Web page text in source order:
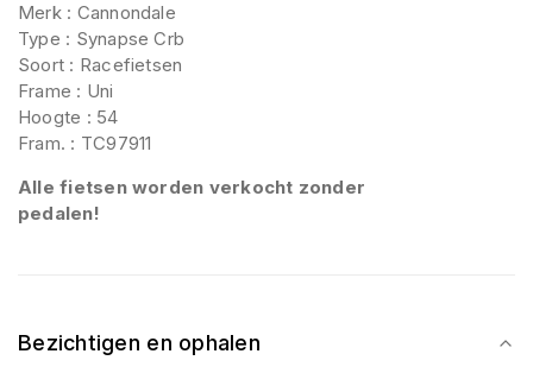
Merk : Cannondale
Type : Synapse Crb
Soort : Racefietsen
Frame : Uni
Hoogte : 54
Fram. : TC97911
Alle fietsen worden verkocht zonder
pedalen!
Bezichtigen en ophalen